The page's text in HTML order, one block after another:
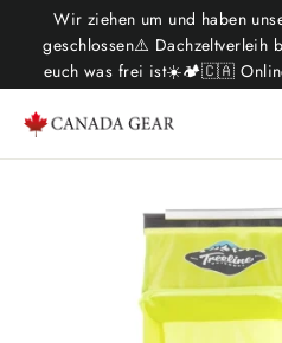
Inhalt
Wir ziehen um und haben
geschlossen⚠️ Dachzeltverleih
euch was frei ist☀️🏕️🇨🇦 Online